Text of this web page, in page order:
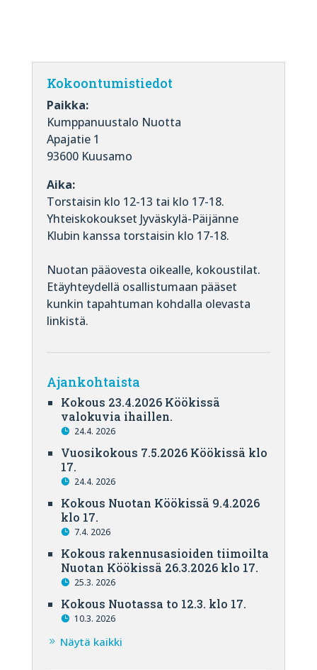
Kokoontumistiedot
Paikka:
Kumppanuustalo Nuotta
Apajatie 1
93600 Kuusamo
Aika:
Torstaisin klo 12-13 tai klo 17-18.
Yhteiskokoukset Jyväskylä-Päijänne
Klubin kanssa torstaisin klo 17-18.
Nuotan pääovesta oikealle, kokoustilat.
Etäyhteydellä osallistumaan pääset
kunkin tapahtuman kohdalla olevasta
linkistä.
Ajankohtaista
Kokous 23.4.2026 Köökissä
valokuvia ihaillen.
24.4. 2026
Vuosikokous 7.5.2026 Köökissä klo
17.
24.4. 2026
Kokous Nuotan Köökissä 9.4.2026
klo 17.
7.4. 2026
Kokous rakennusasioiden tiimoilta
Nuotan Köökissä 26.3.2026 klo 17.
25.3. 2026
Kokous Nuotassa to 12.3. klo 17.
10.3. 2026
Näytä kaikki